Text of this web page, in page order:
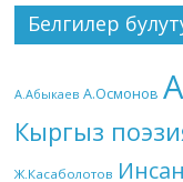
Белгилер
А.Абыкаев А.Осмонов
Кыргыз
Ж.Касаболотов Инсан